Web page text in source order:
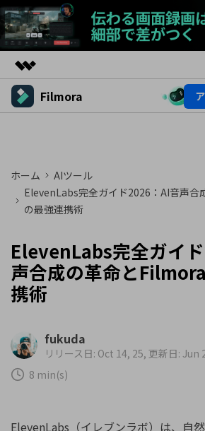
製品
ソリューション
プラン＆価格
Filmora
製品機能
AI機能
AI機能
活用法
ビデオソリューション
動画編集関連知識
動画編集のコツ
サポート
カスタマーサポート
ブランド紹介
検索
ホーム
AIツール
ElevenLabs完全ガイド2026：AI音声合
の最強連携術
ElevenLabs完全ガイ
声合成の革命と
携術
fukuda
リリース日: Oct 14, 25, 更新日: Jun
8 min(s)
ElevenLabs（イレブンラボ）は、自